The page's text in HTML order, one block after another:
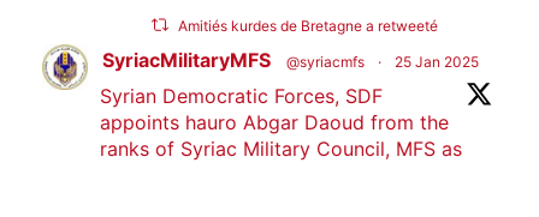
Amitiés kurdes de Bretagne a retweeté
SyriacMilitaryMFS @syriacmfs · 25 Jan 2025
Syrian Democratic Forces, SDF
appoints hauro Abgar Daoud from the
ranks of Syriac Military Council, MFS as